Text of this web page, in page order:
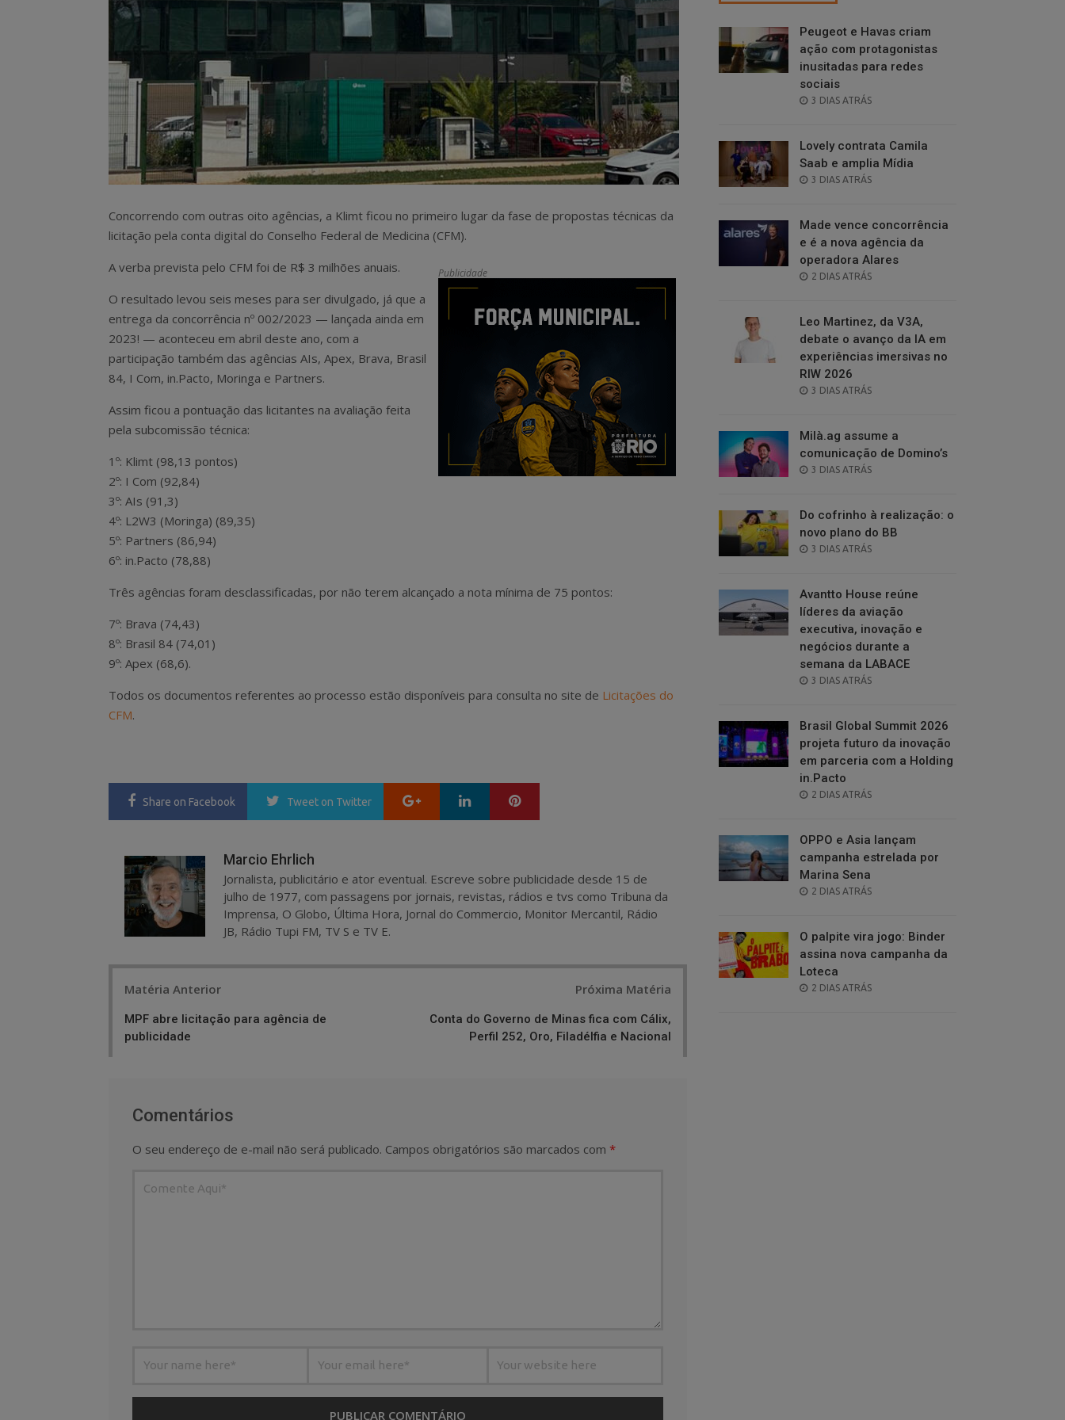
Concorrendo com outras oito agências, a Klimt ficou no primeiro lugar da fase de propostas técnicas da
licitação pela conta digital do Conselho Federal de Medicina (CFM).
Publicidade
A verba prevista pelo CFM foi de R$ 3 milhões anuais.
O resultado levou seis meses para ser divulgado, já que a
entrega da concorrência nº 002/2023 — lançada ainda em
2023! — aconteceu em abril deste ano, com a
participação também das agências AIs, Apex, Brava, Brasil
84, I Com, in.Pacto, Moringa e Partners.
Assim ficou a pontuação das licitantes na avaliação feita
pela subcomissão técnica:
1º: Klimt (98,13 pontos)
2º: I Com (92,84)
3º: AIs (91,3)
4º: L2W3 (Moringa) (89,35)
5º: Partners (86,94)
6º: in.Pacto (78,88)
Três agências foram desclassificadas, por não terem alcançado a nota mínima de 75 pontos:
7º: Brava (74,43)
8º: Brasil 84 (74,01)
9º: Apex (68,6).
Todos os documentos referentes ao processo estão disponíveis para consulta no site de Licitações do
CFM.
Share on Facebook Tweet on Twitter Google+ LinkedIn
Marcio Ehrlich
Jornalista, publicitário e ator eventual. Escreve sobre publicidade desde 15 de
julho de 1977, com passagens por jornais, revistas, rádios e tvs como Tribuna da
Imprensa, O Globo, Última Hora, Jornal do Commercio, Monitor Mercantil, Rádio
JB, Rádio Tupi FM, TV S e TV E.
Matéria Anterior
MPF abre licitação para agência de
publicidade
Próxima Matéria
Conta do Governo de Minas fica com Cálix,
Perfil 252, Oro, Filadélfia e Nacional
Comentários
O seu endereço de e-mail não será publicado. Campos obrigatórios são marcados com *
Peugeot e Havas criam
ação com protagonistas
inusitadas para redes
sociais
POSTED
3 DIAS ATRÁS
Lovely contrata Camila
Saab e amplia Mídia
POSTED
3 DIAS ATRÁS
Made vence concorrência
e é a nova agência da
operadora Alares
POSTED
2 DIAS ATRÁS
Leo Martinez, da V3A,
debate o avanço da IA em
experiências imersivas no
RIW 2026
POSTED
3 DIAS ATRÁS
Milà.ag assume a
comunicação de Domino’s
POSTED
3 DIAS ATRÁS
Do cofrinho à realização: o
novo plano do BB
POSTED
3 DIAS ATRÁS
Avantto House reúne
líderes da aviação
executiva, inovação e
negócios durante a
semana da LABACE
POSTED
3 DIAS ATRÁS
Brasil Global Summit 2026
projeta futuro da inovação
em parceria com a Holding
in.Pacto
POSTED
2 DIAS ATRÁS
OPPO e Asia lançam
campanha estrelada por
Marina Sena
POSTED
2 DIAS ATRÁS
O palpite vira jogo: Binder
assina nova campanha da
Loteca
POSTED
2 DIAS ATRÁS